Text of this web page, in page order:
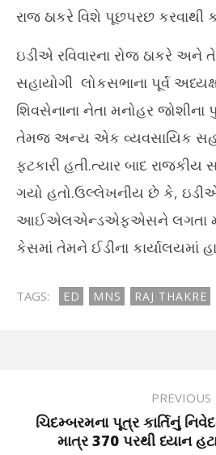
રાજ ઠાકરે વિશે પૂછપરછ કરવાથી
ઇડીએ રવિવારના રોજ ઠાકરે અને
સહાયોગી લોકસભાના પૂર્વ
શિવસેનાના નેતા મનોહર
તેમજ અન્ય એક વ્યવસાયિક
ફટકારી હતી.ત્યાર બાદ
ગયો હતો.ઉલ્લેખનીય છે કે, ઇડીએ
આઈએલએન્ડએફએસને લગતા
કેસમાં તેમને ઈડીના કાર્યાલયમાં
TAGS: ED MNS RAJ THAKRE
PREVIOUS
ચિદમ્બરમના પૂત્ર કાર્તિનું
માત્ર 370 પરથી ધ્યાન